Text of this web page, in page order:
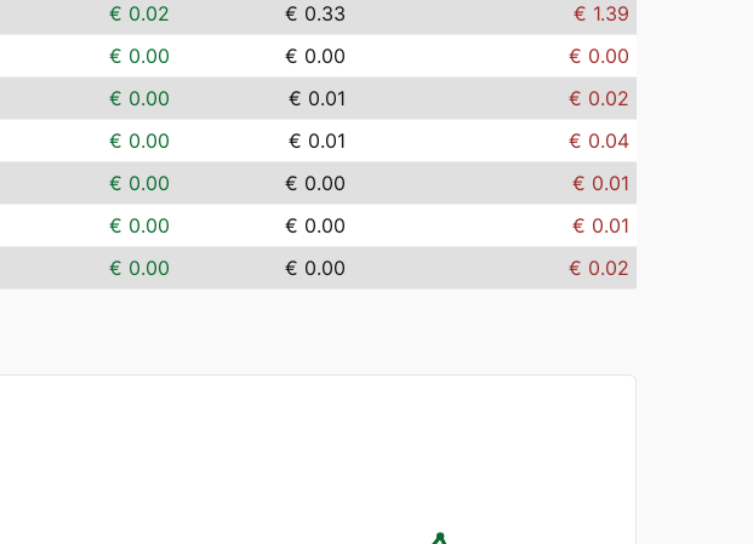
€ 0.02 € 0.33
€ 1.39
€ 0.00 € 0.00
€ 0.00
€ 0.00 € 0.01
€ 0.02
€ 0.00 € 0.01
€ 0.04
€ 0.00 € 0.00
€ 0.01
€ 0.00 € 0.00
€ 0.01
€ 0.00 € 0.00 € 0.02